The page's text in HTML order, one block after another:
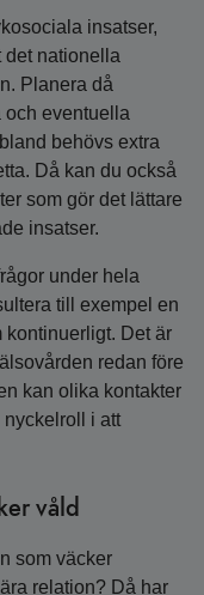
insatser,
det nationella
Planera då
och eventuella
behövs extra
Då kan du också
som gör det lättare
insatser.
under hela
till exempel en
kontinuerligt. Det är
redan före
kan olika kontakter
nyckelroll i att
våld
som väcker
relation? Då har